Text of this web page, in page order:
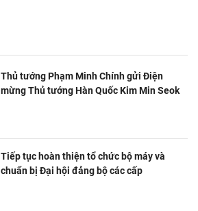
Thủ tướng Phạm Minh Chính gửi Điện
mừng Thủ tướng Hàn Quốc Kim Min Seok
Tiếp tục hoàn thiện tổ chức bộ máy và
chuẩn bị Đại hội đảng bộ các cấp